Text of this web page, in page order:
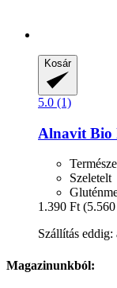
Kosár
5.0 (1)
Alnavit Bio
Szeletelt
1.390 Ft
Szállítás eddig:
Magazinunkból: